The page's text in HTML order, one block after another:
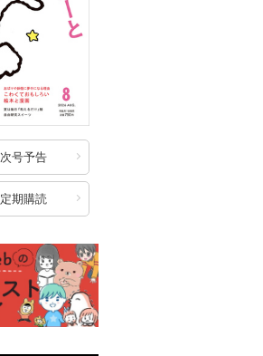
次号予告
定期購読